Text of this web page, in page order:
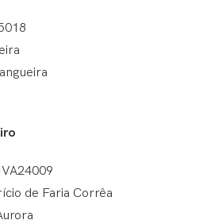
de Faria Corrêa